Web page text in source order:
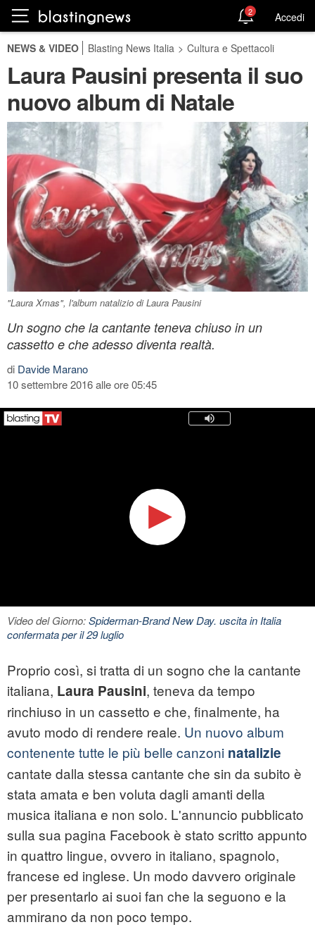
2 Accedi
NEWS & VIDEO Blasting News Italia > Cultura e Spettacoli
Laura Pausini presenta il suo
nuovo album di Natale
"Laura Xmas", l'album natalizio di Laura Pausini
Un sogno che la cantante teneva chiuso in un
cassetto e che adesso diventa realtà.
di Davide Marano
10 settembre 2016 alle ore 05:45
Video del Giorno:Spiderman-Brand New Day. uscita in Italia
confermata per il 29 luglio
Proprio così, si tratta di un sogno che la cantante
italiana, Laura Pausini, teneva da tempo
rinchiuso in un cassetto e che, finalmente, ha
avuto modo di rendere reale. Un nuovo album
contenente tutte le più belle canzoni natalizie
cantate dalla stessa cantante che sin da subito è
stata amata e ben voluta dagli amanti della
musica italiana e non solo. L'annuncio pubblicato
sulla sua pagina Facebook è stato scritto appunto
in quattro lingue, ovvero in italiano, spagnolo,
francese ed inglese. Un modo davvero originale
per presentarlo ai suoi fan che la seguono e la
ammirano da non poco tempo.